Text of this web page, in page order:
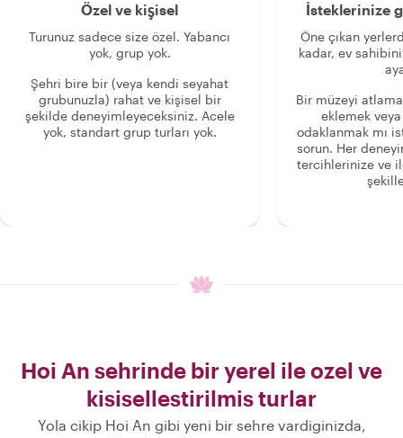
Özel ve kişisel
Turunuz sadece size özel. Yabancı
yok, grup yok.
Şehri bire bir (veya kendi seyahat
grubunuzla) rahat ve kişisel bir
şekilde deneyimleyeceksiniz. Acele
yok, standart grup turları yok.
İsteklerinize
Öne çıkan
kadar, ev
Bir müzeyi
eklemek
odaklanmak mı
sorun. Her
tercihlerinize ve
Hoi An sehrinde bir yerel ile ozel ve
kisisellestirilmis turlar
Yola cikip Hoi An gibi yeni bir sehre vardiginizda,